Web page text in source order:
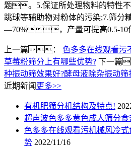
题。5.保证所处理物料的特
跳球等辅助物对粉体的污染;7.筛分
—70%，产量可提高0.5-
上一篇： 色多多在线观看污
草莓粉筛分上有哪些优势? 下一篇
种振动筛效果好?酵母液除杂振动筛
近期新闻 更多>>
有机肥筛分机结构及特点!
超声波色多多黄色成人筛分食
色多多在线观看污机械风冷
势 2022/11/16